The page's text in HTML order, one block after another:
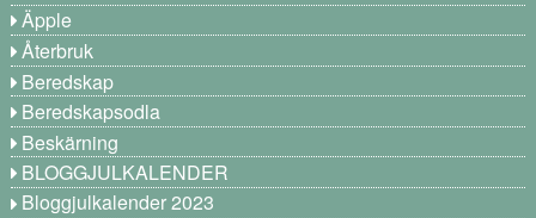
Äpple
Återbruk
Beredskap
Beredskapsodla
Beskärning
BLOGGJULKALENDER
Bloggjulkalender 2023